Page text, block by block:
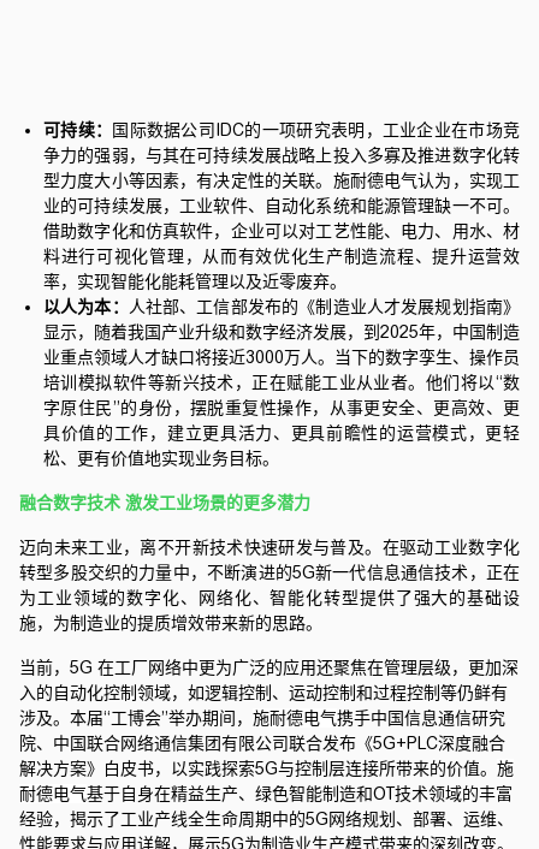
可持续：
国际数据公司IDC的一项研究表明，工业企业在市场竞
争力的强弱，与其在可持续发展战略上投入多寡及推进数字化转
型力度大小等因素，有决定性的关联。 施耐德电气认为，实现工
业的可持续发展，工业软件、自动化系统和能源管理缺一不可。
借助数字化和仿真软件，企业可以对工艺性能、电力、用水、材
料进行可视化管理，从而有效优化生产制造流程、提升运营效
率，实现智能化能耗管理以及近零废弃。
以人为本：
人社部、工信部发布的《制造业人才发展规划指南》
显示，随着我国产业升级和数字经济发展，到2025年，中国制造
业重点领域人才缺口将接近3000万人。当下的数字孪生、操作员
培训模拟软件等新兴技术，正在赋能工业从业者。他们将以“数
字原住民”的身份，摆脱重复性操作，从事更安全、更高效、更
具价值的工作，建立更具活力、更具前瞻性的运营模式，更轻
松、更有价值地实现业务目标。
融合数字技术 激发工业场景的更多潜力
迈向未来工业，离不开新技术快速研发与普及。在驱动工业数字化
转型多股交织的力量中，不断演进的5G新一代信息通信技术，正在
为工业领域的数字化、网络化、智能化转型提供了强大的基础设
施，为制造业的提质增效带来新的思路。
当前， 5G 在工厂网络中更为广泛的应用还聚焦在管理层级，更加深
入的自动化控制领域，如逻辑控制、运动控制和过程控制等仍鲜有
涉及。本届“工博会”举办期间， 施耐德电气携手中国信息通信研究
院、中国联合网络通信集团有限公司联合发布《5G+PLC深度融合
解决方案》白皮书，以实践探索5G与控制层连接所带来的价值。 施
耐德电气基于自身在精益生产、绿色智能制造和OT技术领域的丰富
经验，揭示了工业产线全生命周期中的5G网络规划、部署、运维、
性能要求与应用详解，展示5G为制造业生产模式带来的深刻改变。